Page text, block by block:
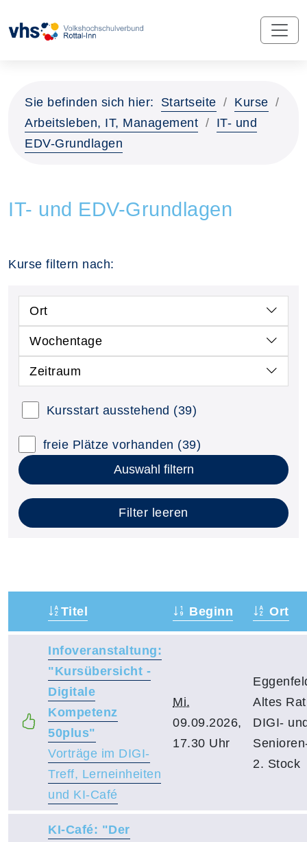
Sie befinden sich hier: Startseite
Kurse
Arbeitsleben, IT, Management
IT- und
EDV-Grundlagen
IT- und EDV-Grundlagen
Kurse filtern nach:
Ort
Wochentage
Zeitraum
Kursstart ausstehend (39)
freie Plätze vorhanden (39)
Auswahl filtern
Filter leeren
Titel Beginn Ort
Infoveranstaltung:
"Kursübersicht -
Digitale
Kompetenz
50plus"
Vorträge im DIGI-
Treff, Lerneinheiten
und KI-Café
Mi.
09.09.2026,
17.30 Uhr
Altes
DIGI-
2. Stock
KI-Café: "Der